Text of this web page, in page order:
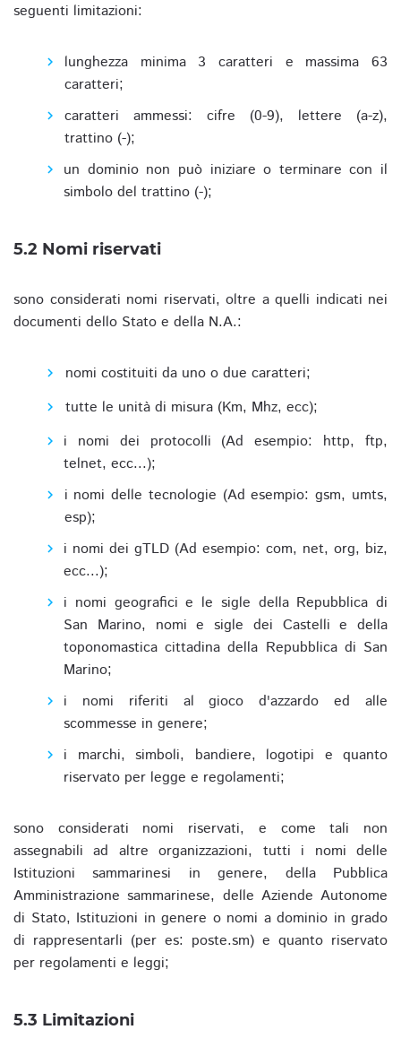
seguenti limitazioni:
lunghezza minima 3 caratteri e massima 63
caratteri;
caratteri ammessi: cifre (0-9), lettere (a-z),
trattino (-);
un dominio non può iniziare o terminare con il
simbolo del trattino (-);
5.2 Nomi riservati
sono considerati nomi riservati, oltre a quelli indicati nei
documenti dello Stato e della N.A.:
nomi costituiti da uno o due caratteri;
tutte le unità di misura (Km, Mhz, ecc);
i nomi dei protocolli (Ad esempio: http, ftp,
telnet, ecc...);
i nomi delle tecnologie (Ad esempio: gsm, umts,
esp);
i nomi dei gTLD (Ad esempio: com, net, org, biz,
ecc...);
i nomi geografici e le sigle della Repubblica di
San Marino, nomi e sigle dei Castelli e della
toponomastica cittadina della Repubblica di San
Marino;
i nomi riferiti al gioco d'azzardo ed alle
scommesse in genere;
i marchi, simboli, bandiere, logotipi e quanto
riservato per legge e regolamenti;
sono considerati nomi riservati, e come tali non
assegnabili ad altre organizzazioni, tutti i nomi delle
Istituzioni sammarinesi in genere, della Pubblica
Amministrazione sammarinese, delle Aziende Autonome
di Stato, Istituzioni in genere o nomi a dominio in grado
di rappresentarli (per es: poste.sm) e quanto riservato
per regolamenti e leggi;
5.3 Limitazioni